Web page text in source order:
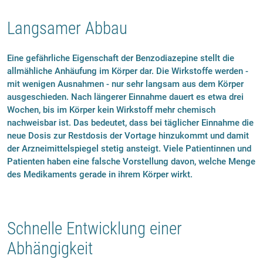
Langsamer Abbau
Eine gefährliche Eigenschaft der Benzodiazepine stellt die
allmähliche Anhäufung im Körper dar. Die Wirkstoffe werden -
mit wenigen Ausnahmen - nur sehr langsam aus dem Körper
ausgeschieden. Nach längerer Einnahme dauert es etwa drei
Wochen, bis im Körper kein Wirkstoff mehr chemisch
nachweisbar ist. Das bedeutet, dass bei täglicher Einnahme die
neue Dosis zur Restdosis der Vortage hinzukommt und damit
der Arzneimittelspiegel stetig ansteigt. Viele Patientinnen und
Patienten haben eine falsche Vorstellung davon, welche Menge
des Medikaments gerade in ihrem Körper wirkt.
Schnelle Entwicklung einer
Abhängigkeit